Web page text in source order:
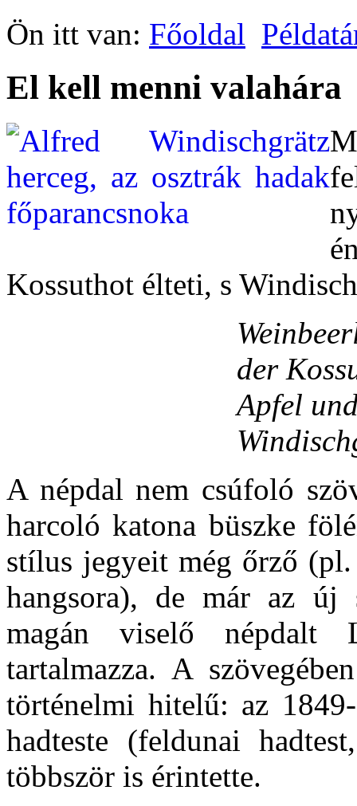
Ön itt van: Főoldal
El kell menni valahára
Kossuthot élteti, s
der
Apfel
A népdal nem csúfoló
harcoló katona büszke
stílus jegyeit még őrző
hangsora), de már az új
magán viselő népdalt
tartalmazza. A
történelmi hitelű: az
hadteste (feldunai
többször is érintette.